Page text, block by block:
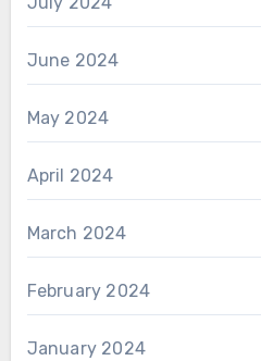
June 2024
May 2024
April 2024
March 2024
February 2024
January 2024